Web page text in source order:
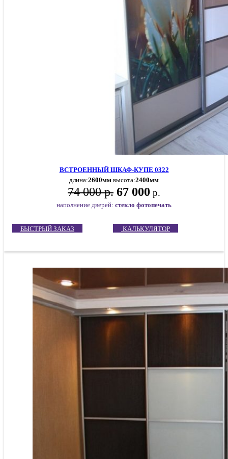
ВСТРОЕННЫЙ ШКАФ-КУПЕ 0322
длина:2600мм высота:2400мм
74 000 р. 67 000 р.
наполнение дверей: стекло фотопечать
БЫСТРЫЙ ЗАКАЗ КАЛЬКУЛЯТОР